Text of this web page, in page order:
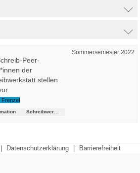
Sommersemester 2022
Peer-
der
stellen
Frenzel
Datenschutzerklärung Barrierefreiheit